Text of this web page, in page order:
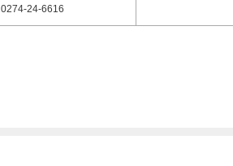
0274-24-6616